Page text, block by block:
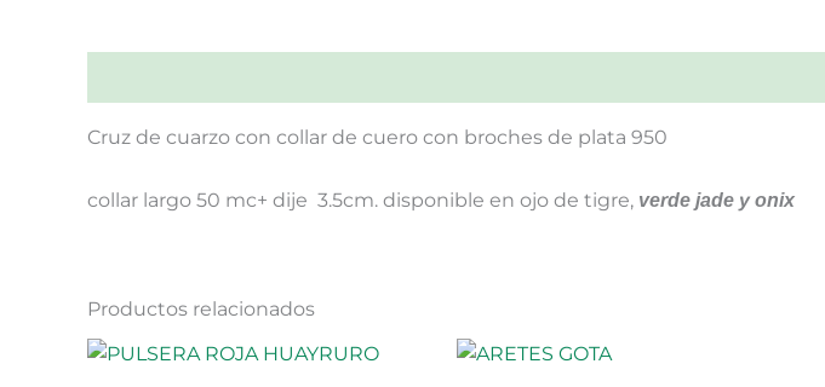
Cruz de cuarzo con collar de cuero con broches de plata 950
collar largo 50 mc+ dije 3.5cm. disponible en ojo de tigre, verde jade y onix
Productos relacionados